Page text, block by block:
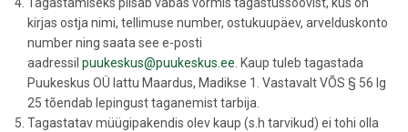
kirjas ostja nimi, tellimuse number, ostukuupäev, arvelduskonto
number ning saata see e-posti
aadressil puukeskus@puukeskus.ee . Kaup tuleb tagastada
Puukeskus OÜ lattu Maardus, Madikse 1. Vastavalt VÕS § 56 lg
25 tõendab lepingust taganemist tarbija.
Tagastatav müügipakendis olev kaup (s.h tarvikud) ei tohi olla